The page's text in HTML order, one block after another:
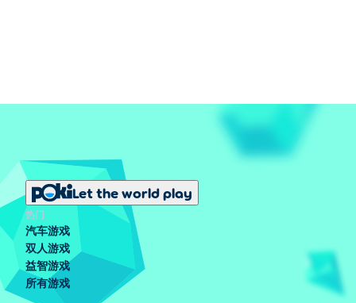
Let the world play
热门
汽车游戏
双人游戏
益智游戏
所有游戏